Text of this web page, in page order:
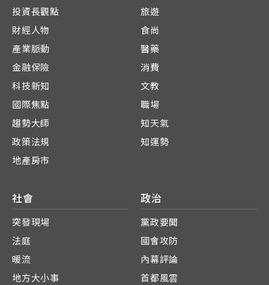
投資長觀點
財經人物
產業脈動
金融保險
科技新知
國際焦點
趨勢大師
政策法規
地產房市
旅遊
食尚
醫藥
消費
文教
職場
知天氣
知運勢
社會
突發現場
法庭
暖流
地方大小事
政治
黨政要聞
國會攻防
內幕評論
首都風雲